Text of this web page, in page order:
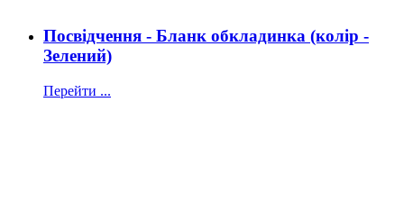
Посвідчення - Бланк обкладинка (колір -
Зелений)
Перейти ...